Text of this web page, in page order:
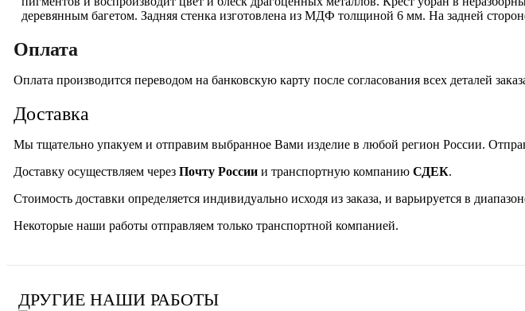
деревянным багетом. Задняя стенка изготовлена из МДФ толщиной 6 мм. На задней
Оплата
Оплата производится переводом на банковскую карту после согласования всех деталей
Доставка
Мы тщательно упакуем и отправим выбранное Вами изделие в любой регион России.
Доставку осуществляем через Почту России и транспортную компанию СДЕК.
Стоимость доставки определяется индивидуально исходя из заказа, и варьируется в
Некоторые наши работы отправляем только транспортной компанией.
ДРУГИЕ НАШИ РАБОТЫ